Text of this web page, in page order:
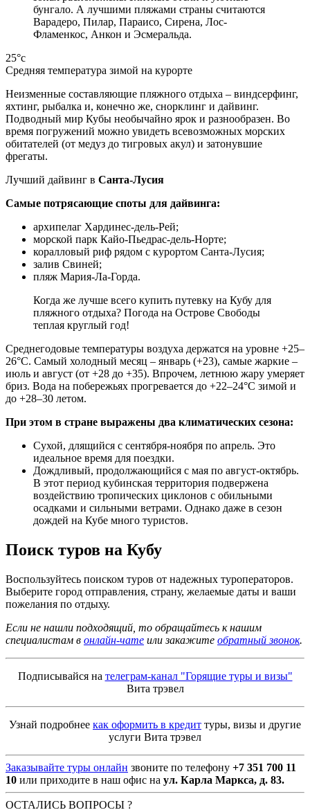
бунгало. А лучшими пляжами страны считаются
Варадеро, Пилар, Параисо, Сирена, Лос-
Фламенкос, Анкон и Эсмеральда.
25°c
Средняя температура зимой на курорте
Неизменные составляющие пляжного отдыха – виндсерфинг,
яхтинг, рыбалка и, конечно же, снорклинг и дайвинг.
Подводный мир Кубы необычайно ярок и разнообразен. Во
время погружений можно увидеть всевозможных морских
обитателей (от медуз до тигровых акул) и затонувшие
фрегаты.
Лучший дайвинг в Санта-Лусия
Самые потрясающие споты для дайвинга:
архипелаг Хардинес-дель-Рей;
морской парк Кайо-Пьедрас-дель-Норте;
коралловый риф рядом с курортом Санта-Лусия;
залив Свиней;
пляж Мария-Ла-Горда.
Когда же лучше всего купить путевку на Кубу для
пляжного отдыха? Погода на Острове Свободы
теплая круглый год!
Среднегодовые температуры воздуха держатся на уровне +25–
26°C. Самый холодный месяц – январь (+23), самые жаркие –
июль и август (от +28 до +35). Впрочем, летнюю жару умеряет
бриз. Вода на побережьях прогревается до +22–24°C зимой и
до +28–30 летом.
При этом в стране выражены два климатических сезона:
Сухой, длящийся с сентября-ноября по апрель. Это
идеальное время для поездки.
Дождливый, продолжающийся с мая по август-октябрь.
В этот период кубинская территория подвержена
воздействию тропических циклонов с обильными
осадками и сильными ветрами. Однако даже в сезон
дождей на Кубе много туристов.
Поиск туров на Кубу
Воспользуйтесь поиском туров от надежных туроператоров.
Выберите город отправления, страну, желаемые даты и ваши
пожелания по отдыху.
Если не нашли подходящий, то обращайтесь к нашим
специалистам в онлайн-чате или закажите обратный звонок.
Подписывайся на телеграм-канал "Горящие туры и визы"
Вита трэвел
Узнай подробнее как оформить в кредит туры, визы и другие
услуги Вита трэвел
Заказывайте туры онлайн звоните по телефону +7 351 700 11
10 или приходите в наш офис на ул. Карла Маркса, д. 83.
ОСТАЛИСЬ ВОПРОСЫ ?